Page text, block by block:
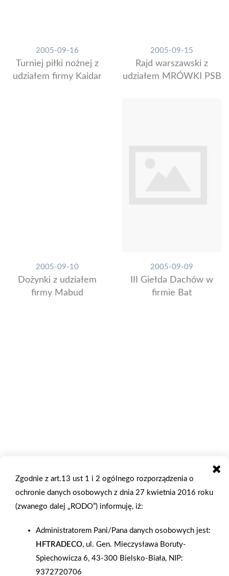
2005-09-16
Turniej piłki nożnej z
udziałem firmy Kaidar
2005-09-15
Rajd warszawski z
udziałem MRÓWKI PSB
2005-09-10
Dożynki z udziałem
firmy Mabud
2005-09-09
III Giełda Dachów w
firmie Bat
2005-09-01
V Żeglarskie
Mistrzostwa Polski
Żywiecki
2005-08-27
Feta na pożegnanie lata
Zgodnie z art.13 ust 1 i 2 ogólnego rozporządzenia o
ochronie danych osobowych z dnia 27 kwietnia 2016 roku
(zwanego dalej „RODO”) informuję, iż:
Administratorem Pani/Pana danych osobowych jest:
HFTRADECO, ul. Gen. Mieczysława Boruty-
Spiechowicza 6, 43-300 Bielsko-Biała, NIP:
9372720706